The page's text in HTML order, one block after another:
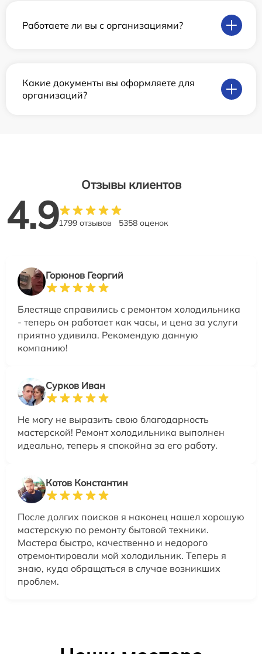
Работаете ли вы с организациями?
Какие документы вы оформляете для
организаций?
Отзывы клиентов
4.91799 отзывов 5358 оценок
Горюнов Георгий
Блестяще справились с ремонтом холодильника
- теперь он работает как часы, и цена за услуги
приятно удивила. Рекомендую данную
компанию!
Сурков Иван
Не могу не выразить свою благодарность
мастерской! Ремонт холодильника выполнен
идеально, теперь я спокойна за его работу.
Котов Константин
После долгих поисков я наконец нашел хорошую
мастерскую по ремонту бытовой техники.
Мастера быстро, качественно и недорого
отремонтировали мой холодильник. Теперь я
знаю, куда обращаться в случае возникших
проблем.